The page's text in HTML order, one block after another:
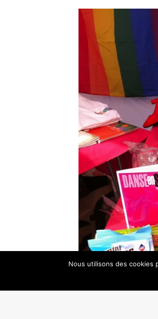
Nous utilisons des cookies